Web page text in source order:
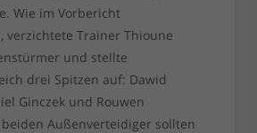
Wie im Vorbericht
verzichtete Trainer Thioune
und stellte
drei Spitzen auf: Dawid
Ginczek und Rouwen
Außenverteidiger sollten